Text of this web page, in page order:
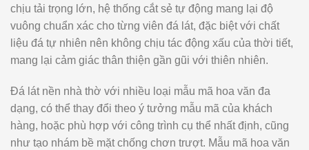
chịu tải trọng lớn, hệ thống cắt sẻ tự động mang lại độ
vuông chuẩn xác cho từng viên đá lát, đặc biệt với chất
liệu đá tự nhiên nên không chịu tác động xấu của thời tiết,
mang lại cảm giác thân thiện gần gũi với thiên nhiên.
Đá lát nền nhà thờ với nhiều loại mẫu mã hoa văn đa
dạng, có thể thay đổi theo ý tưởng mẫu mã của khách
hàng, hoặc phù hợp với công trình cụ thể nhất định, cũng
như tạo nhám bề mặt chống chơn trượt. Mẫu mã hoa văn